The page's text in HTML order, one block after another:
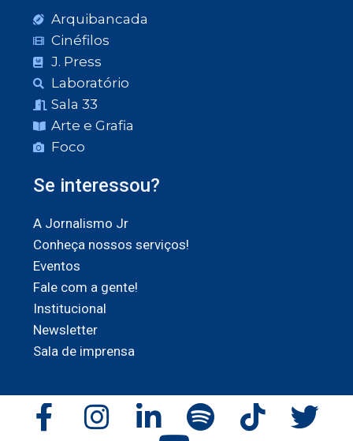
Arquibancada
Cinéfilos
J. Press
Laboratório
Sala 33
Arte e Grafia
Foco
Se interessou?
A Jornalismo Jr
Conheça nossos serviços!
Eventos
Fale com a gente!
Institucional
Newsletter
Sala de imprensa